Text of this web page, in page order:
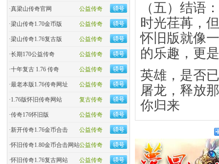
公益传奇
·真梁山传奇官网
公益传奇
·梁山传奇1.70金币版
公益传奇
·梁山传奇1.76复古版
公益传奇
·长期170公益传奇
公益传奇
·十年复古 1.76 传奇
公益传奇
·最老本版1.76传奇网址
复古传奇
·1.76版怀旧传奇网站
公益传奇
·传奇176怀旧版
公益传奇
·新开传奇1.76金币合击
公益传奇
·怀旧传奇1.80金币合击网站
公益传奇
·怀旧传奇1.76复古网站
（五）结语
时光荏苒，
怀旧版就像
的乐趣，更
英雄，是否
屠龙，释放
你归来